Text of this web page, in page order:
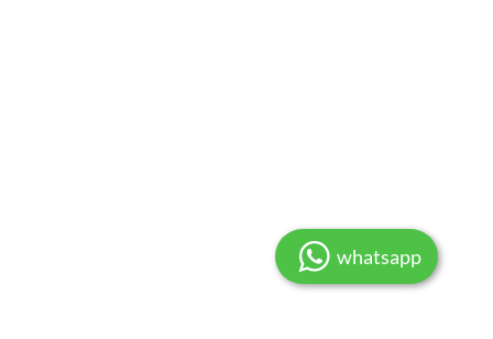
whatsapp